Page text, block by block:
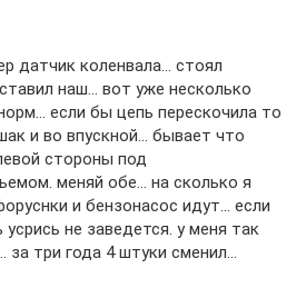
датчик коленвала… стоял
наш… вот уже несколько
если бы цепь перескочила то
и во впускной… бывает что
стороны под
меняй обе… на сколько я
и бензонасос идут… если
не заведется. у меня так
за три года 4 штуки сменил…